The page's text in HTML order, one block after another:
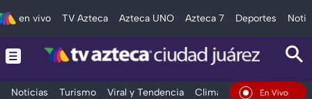
en vivo TV Azteca Azteca UNO Azteca 7 Deportes
Noticias Turismo Viral y Tendencia Clima Deportes
En Vivo